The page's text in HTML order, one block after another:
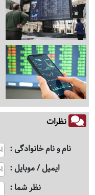
نظرات
نام و نام خانوادگی
ایمیل / موبایل
نظر شما